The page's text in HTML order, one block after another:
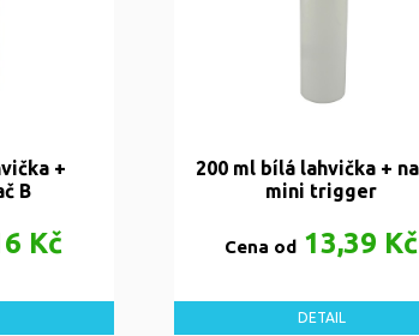
+
B
Kč
200 ml bílá lahvička +
mini trigger
Cena od 13,39 Kč
DETAIL